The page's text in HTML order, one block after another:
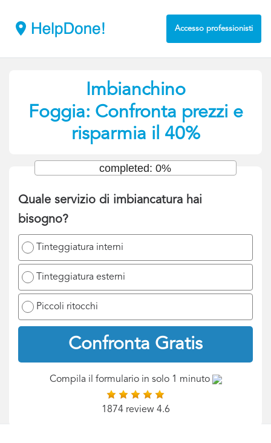
Accesso professionisti
Imbianchino
Foggia: Confronta prezzi e
risparmia il 40%
Quale servizio di imbiancatura hai
bisogno?
Tinteggiatura interni
Tinteggiatura esterni
Piccoli ritocchi
Confronta Gratis
completed: 0%
Compila il formulario in solo 1 minuto
1874 review 4.6